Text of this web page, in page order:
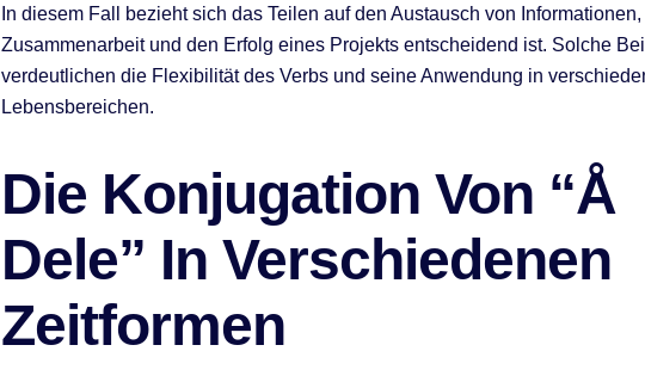
In diesem Fall bezieht sich das Teilen auf den Austausch von
Zusammenarbeit und den Erfolg eines Projekts entscheidend ist. Solche
verdeutlichen die Flexibilität des Verbs und seine Anwendung in
Lebensbereichen.
Die Konjugation Von “Å
Dele” In Verschiedenen
Zeitformen